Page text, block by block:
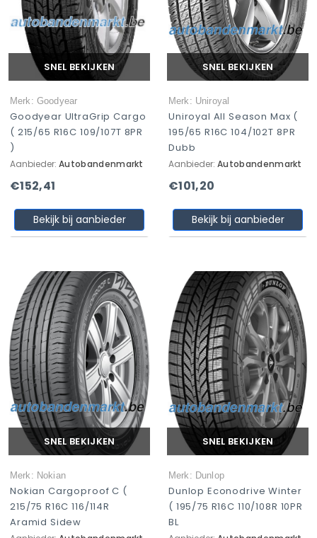
SNEL BEKIJKEN
Merk: Goodyear
Goodyear UltraGrip Cargo
( 215/65 R16C 109/107T 8PR
)
Aanbieder: Autobandenmarkt
€152,41
Bekijk bij aanbieder
SNEL BEKIJKEN
Merk: Uniroyal
Uniroyal All Season Max (
195/65 R16C 104/102T 8PR
Dubb
Aanbieder: Autobandenmarkt
€101,20
Bekijk bij aanbieder
SNEL BEKIJKEN
Merk: Nokian
Nokian Cargoproof C (
215/75 R16C 116/114R
Aramid Sidew
SNEL BEKIJKEN
Merk: Dunlop
Dunlop Econodrive Winter
( 195/75 R16C 110/108R 10PR
BL